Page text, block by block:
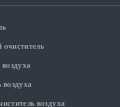
воздуха
воздуха